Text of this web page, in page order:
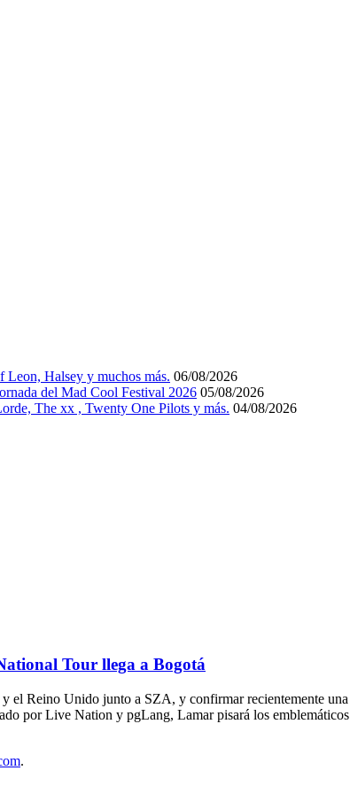
Halsey y muchos más. 06/08/2026
del Mad Cool Festival 2026 05/08/2026
The xx , Twenty One Pilots y más. 04/08/2026
Tour llega a Bogotá
el Reino Unido junto a SZA, y confirmar recientemente
por Live Nation y pgLang, Lamar pisará los
.